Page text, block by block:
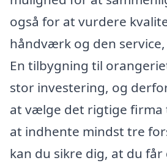
også for at vurdere
håndværk og den
En tilbygning til
stor investering, og
at vælge det rigtige firma
at indhente mindst tre
kan du sikre dig, at du får